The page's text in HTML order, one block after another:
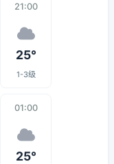
21:00
25°
1-3级
01:00
25°